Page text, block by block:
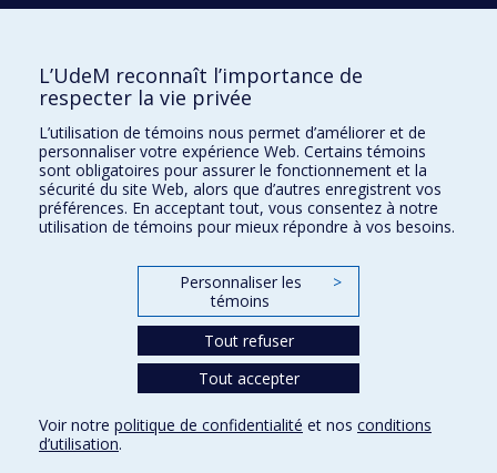
Comment soutenir le Département?
BESOIN D'AIDE?
Plan du site
Signaler une erreur
Accessibilité
FACULTÉ DES ARTS ET DES SCIENCES
Nos départements et écoles
Conditions d’utilisation
L’UdeM reconnaît l’importance de
respecter la vie privée
L’utilisation de témoins nous permet d’améliorer et de
personnaliser votre expérience Web. Certains témoins
sont obligatoires pour assurer le fonctionnement et la
sécurité du site Web, alors que d’autres enregistrent vos
préférences. En acceptant tout, vous consentez à notre
utilisation de témoins pour mieux répondre à vos besoins.
Personnaliser les
témoins
>
Tout refuser
Tout accepter
Voir notre politique de confidentialité et nos conditions
d’utilisation.